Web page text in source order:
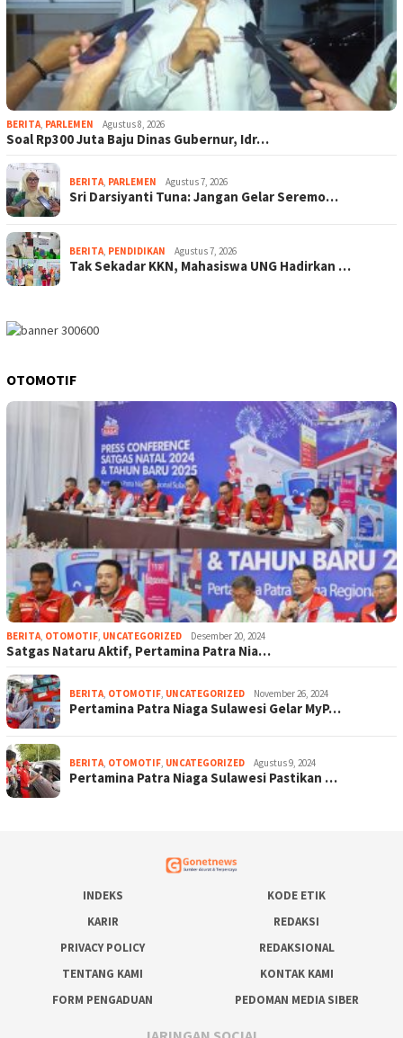
BERITA, PARLEMEN Agustus 8, 2026
Soal Rp300 Juta Baju Dinas Gubernur, Idr…
BERITA, PARLEMEN Agustus 7, 2026
Sri Darsiyanti Tuna: Jangan Gelar Seremo…
BERITA, PENDIDIKAN Agustus 7, 2026
Tak Sekadar KKN, Mahasiswa UNG Hadirkan …
OTOMOTIF
BERITA OTOMOTIF UNCATEGORIZED Desember 20, 2024
Satgas Nataru Aktif, Pertamina Patra Nia…
BERITA OTOMOTIF UNCATEGORIZED November 26, 2024
Pertamina Patra Niaga Sulawesi Gelar MyP…
BERITA OTOMOTIF UNCATEGORIZED Agustus 9, 2024
Pertamina Patra Niaga Sulawesi Pastikan …
INDEKS
KODE ETIK
KARIR
REDAKSI
PRIVACY POLICY
REDAKSIONAL
TENTANG KAMI
KONTAK KAMI
FORM PENGADUAN
PEDOMAN MEDIA SIBER